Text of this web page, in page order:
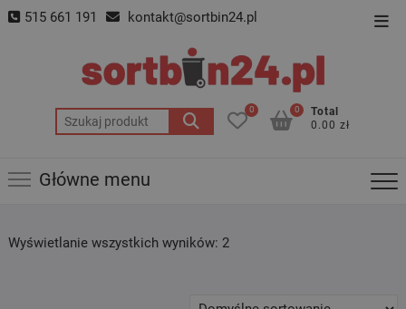
Skip 515 661 191 kontakt@sortbin24.pl
Szukaj:
0
Total
0.00 zł
0
Główne menu
Wyświetlanie wszystkich wyników: 2